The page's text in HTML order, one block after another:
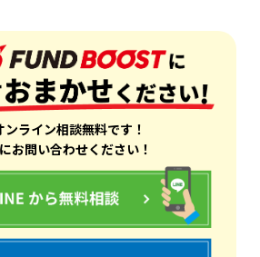
ンライン相談無料です！
お問い合わせください！